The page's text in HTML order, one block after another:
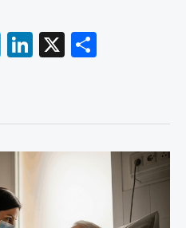
Te
le
a
m
Li
nk
dI
n
X
p
ar
tir